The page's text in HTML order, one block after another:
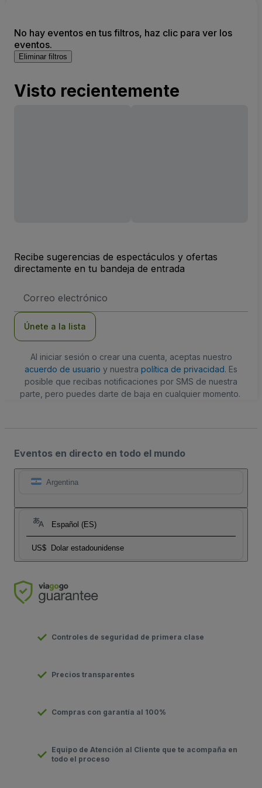
No hay eventos en tus filtros, haz clic para ver los
eventos.
Eliminar filtros
Visto recientemente
Recibe sugerencias de espectáculos y ofertas
directamente en tu bandeja de entrada
de
Únete a la lista
Al iniciar sesión o crear una cuenta, aceptas nuestro
acuerdo de usuario y nuestra política de privacidad. Es
posible que recibas notificaciones por SMS de nuestra
parte, pero puedes darte de baja en cualquier momento.
Eventos en directo en todo el mundo
Argentina
Español (ES)
US$ Dolar estadounidense
Controles de seguridad de primera clase
Precios transparentes
Compras con garantía al 100%
Equipo de Atención al Cliente que te acompaña en
todo el proceso